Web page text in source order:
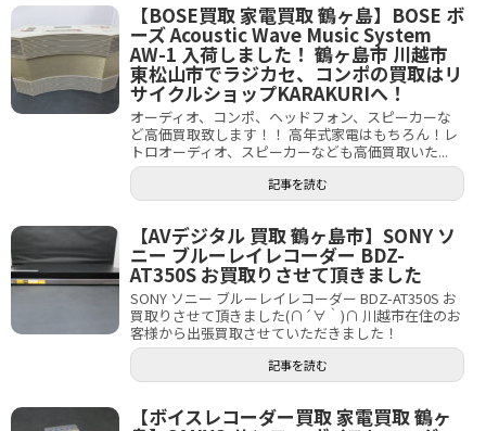
【BOSE買取 家電買取 鶴ヶ島】BOSE ボ
ーズ Acoustic Wave Music System
AW-1 入荷しました！ 鶴ヶ島市 川越市
東松山市でラジカセ、コンポの買取はリ
サイクルショップKARAKURIへ！
オーディオ、コンポ、ヘッドフォン、スピーカーな
ど高価買取致します！！ 高年式家電はもちろん！レ
トロオーディオ、スピーカーなども高価買取いた...
記事を読む
【AVデジタル 買取 鶴ヶ島市】SONY ソ
ニー ブルーレイレコーダー BDZ-
AT350S お買取りさせて頂きました
SONY ソニー ブルーレイレコーダー BDZ-AT350S お
買取りさせて頂きました(∩´∀｀)∩ 川越市在住のお
客様から出張買取させていただきました！
記事を読む
【ボイスレコーダー買取 家電買取 鶴ヶ